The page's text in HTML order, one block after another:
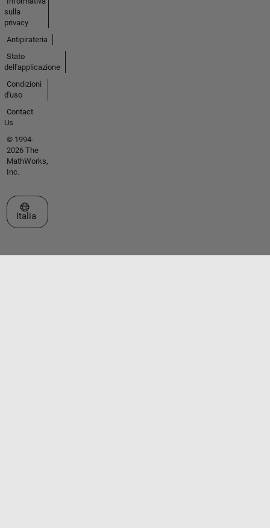
sulla
privacy
Antipirateria
Stato
dell'applicazione
Condizioni
d'uso
Contact
Us
© 1994-
2026 The
MathWorks,
Inc.
Seleziona un sito web
Italia